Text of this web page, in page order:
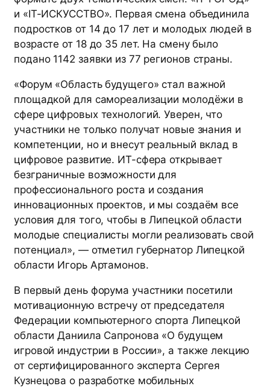
и «IT-ИСКУССТВО». Первая смена объединила
подростков от 14 до 17 лет и молодых людей в
возрасте от 18 до 35 лет. На смену было
подано 1142 заявки из 77 регионов страны.
«Форум «Область будущего» стал важной
площадкой для самореализации молодёжи в
сфере цифровых технологий. Уверен, что
участники не только получат новые знания и
компетенции, но и внесут реальный вклад в
цифровое развитие. ИT-сфера открывает
безграничные возможности для
профессионального роста и создания
инновационных проектов, и мы создаём все
условия для того, чтобы в Липецкой области
молодые специалисты могли реализовать свой
потенциал», — отметил губернатор Липецкой
области Игорь Артамонов.
В первый день форума участники посетили
мотивационную встречу от председателя
Федерации компьютерного спорта Липецкой
области Даниила Сапронова «О будущем
игровой индустрии в России», а также лекцию
от сертифицированного эксперта Сергея
Кузнецова о разработке мобильных